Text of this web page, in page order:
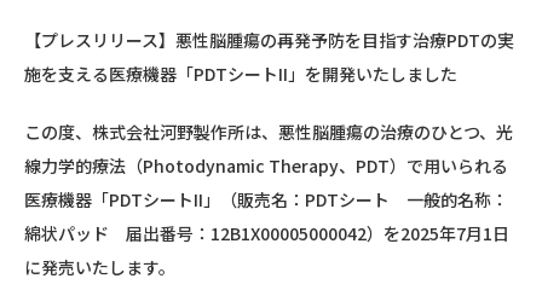
【プレスリリース】悪性脳腫瘍の再発予防を目指す治療PDTの実
施を支える医療機器「PDTシートII」を開発いたしました
この度、株式会社河野製作所は、悪性脳腫瘍の治療のひとつ、光
線力学的療法（Photodynamic Therapy、PDT）で用いられる
医療機器「PDTシートII」（販売名：PDTシート 一般的名称：
綿状パッド 届出番号：12B1X00005000042）を2025年7月1日
に発売いたします。